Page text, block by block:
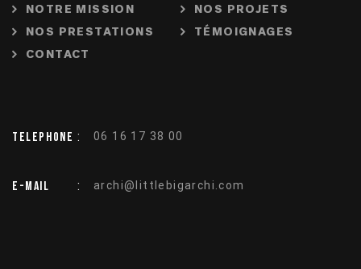
NOTRE MISSION
NOS PROJETS
NOS PRESTATIONS
TÉMOIGNAGES
CONTACT
Telephone : 06 16 17 38 00
E-mail : archi@littlebigarchi.com